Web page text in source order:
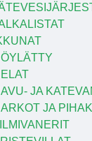
JA
JA